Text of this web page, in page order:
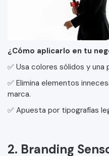
¿Cómo aplicarlo en tu
✅ Usa colores sólidos y una
✅ Elimina elementos
marca.
✅ Apuesta por tipografías
2. Branding